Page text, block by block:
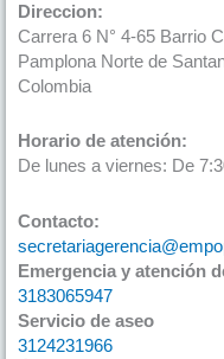
Direccion:
Carrera 6 N° 4-65 Barrio
Pamplona Norte de
Colombia
Horario de atención:
De lunes a viernes: De
Contacto:
Emergencia y atención
3183065947
Servicio de aseo
3124231966